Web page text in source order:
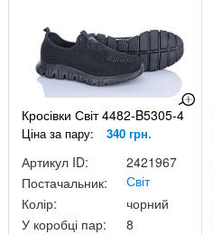
Кросівки Світ 4482-B5305-4
Ціна за пару: 340 грн.
Артикул ID:
2421967
Постачальник:
Світ
Колір:
чорний
У коробці пар:
8